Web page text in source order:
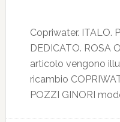
Copriwater. ITALO.
DEDICATO. ROSA
articolo vengono
ricambio
POZZI GINORI